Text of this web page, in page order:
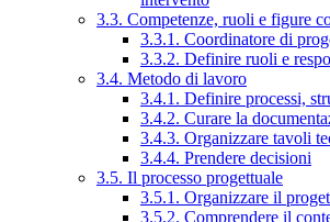
3.3. Competenze, ruoli e figure
3.3.1. Coordinatore di
3.3.2. Definire ruoli e
3.4. Metodo di lavoro
3.4.1. Definire processi,
3.4.2. Curare la
3.4.3. Organizzare tavoli
3.4.4. Prendere decisioni
3.5. Il processo progettuale
3.5.1. Organizzare il
3.5.2. Comprendere il